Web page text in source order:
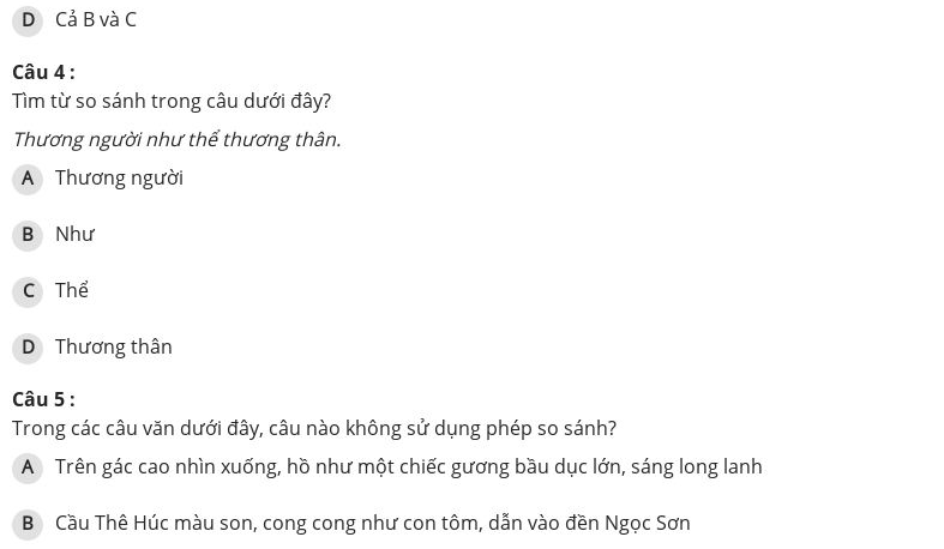
D
Cả B và C
Câu 4 :
Tìm từ so sánh trong câu dưới đây?
Thương người như thể thương thân.
A Thương người
B Như
C Thể
D
Thương thân
Câu 5 :
Trong các câu văn dưới đây, câu nào không sử dụng phép so sánh?
A Trên gác cao nhìn xuống, hồ như một chiếc gương bầu dục lớn, sáng long lanh
B Cầu Thê Húc màu son, cong cong như con tôm, dẫn vào đền Ngọc Sơn